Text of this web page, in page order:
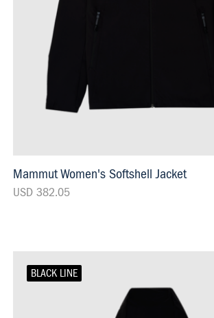
Mammut Women's Softshell Jacket
USD 382.05
BLACK LINE